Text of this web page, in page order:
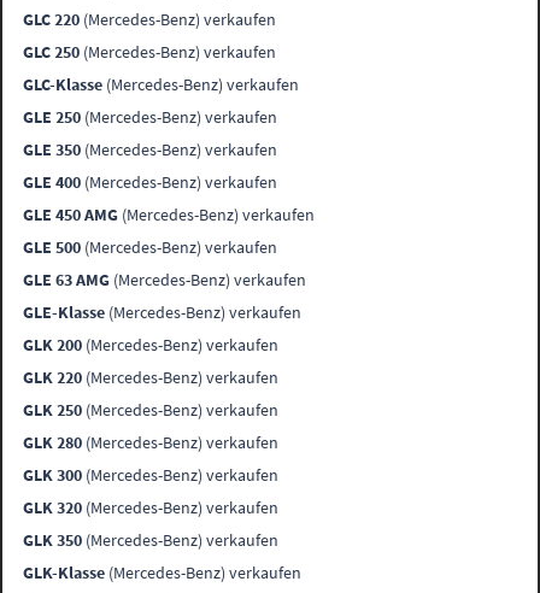
GLC 220 (Mercedes-Benz) verkaufen
GLC 250 (Mercedes-Benz) verkaufen
GLC-Klasse (Mercedes-Benz) verkaufen
GLE 250 (Mercedes-Benz) verkaufen
GLE 350 (Mercedes-Benz) verkaufen
GLE 400 (Mercedes-Benz) verkaufen
GLE 450 AMG (Mercedes-Benz) verkaufen
GLE 500 (Mercedes-Benz) verkaufen
GLE 63 AMG (Mercedes-Benz) verkaufen
GLE-Klasse (Mercedes-Benz) verkaufen
GLK 200 (Mercedes-Benz) verkaufen
GLK 220 (Mercedes-Benz) verkaufen
GLK 250 (Mercedes-Benz) verkaufen
GLK 280 (Mercedes-Benz) verkaufen
GLK 300 (Mercedes-Benz) verkaufen
GLK 320 (Mercedes-Benz) verkaufen
GLK 350 (Mercedes-Benz) verkaufen
GLK-Klasse (Mercedes-Benz) verkaufen